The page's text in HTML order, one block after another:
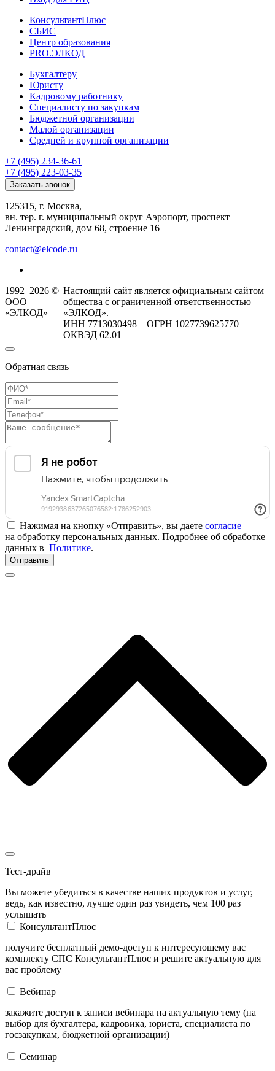
КонсультантПлюс
СБИС
Центр образования
PRO.ЭЛКОД
Бухгалтеру
Юристу
Кадровому работнику
Специалисту по закупкам
Бюджетной организации
Малой организации
Средней и крупной организации
+7 (495) 234-36-61
+7 (495) 223-03-35
Заказать звонок
125315, г. Москва,
вн. тер. г. муниципальный округ Аэропорт, проспект
Ленинградский, дом 68, строение 16
contact@elcode.ru
1992–2026 ©
ООО
«ЭЛКОД»
Настоящий сайт является официальным сайтом
общества с ограниченной ответственностью
«ЭЛКОД».
ИНН 7713030498 ОГРН 1027739625770
ОКВЭД 62.01
Обратная связь
Нажимая на кнопку «Отправить», вы даете согласие
на обработку персональных данных. Подробнее об обработке
данных в Политике.
Отправить
Тест-драйв
Вы можете убедиться в качестве наших продуктов и услуг,
ведь, как известно, лучше один раз увидеть, чем 100 раз
услышать
КонсультантПлюс
получите бесплатный демо-доступ к интересующему вас
комплекту СПС КонсультантПлюс и решите актуальную для
вас проблему
Вебинар
закажите доступ к записи вебинара на актуальную тему (на
выбор для бухгалтера, кадровика, юриста, специалиста по
госзакупкам, бюджетной организации)
Семинар